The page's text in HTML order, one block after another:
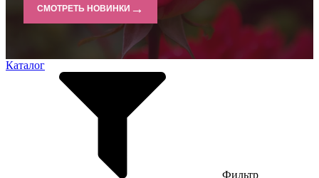
СМОТРЕТЬ НОВИНКИ →
Каталог
Фильтр